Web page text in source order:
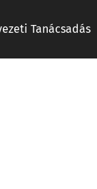
Tanácsadás